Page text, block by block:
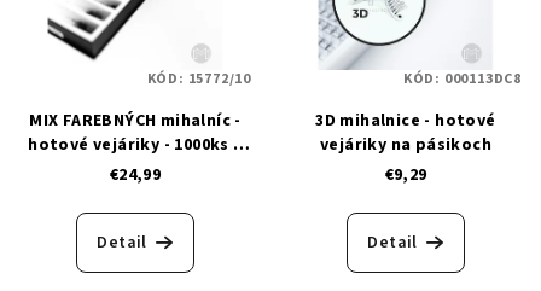
MIX FAREBNÝCH mihalníc -
hotové vejáriky - 1000ks v
balení
€24,99
Detail
KÓD: 15772/10
3D mihalnice - hotové
vejáriky na pásikoch
€9,29
Detail
KÓD: 000113DC8